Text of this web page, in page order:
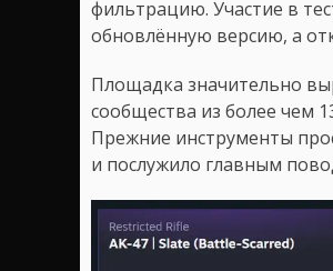
фильтрацию. Участие в
обновлённую версию, а
Площадка значительно
сообщества из более чем
Прежние инструменты
и послужило главным